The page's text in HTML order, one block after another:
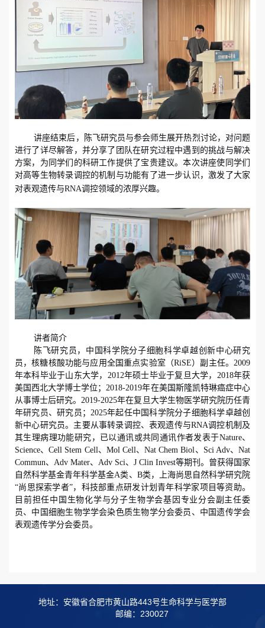
讲座结束后，陈飞研究员与参会师生展开热烈讨论，对问题
进行了详尽解答，并分享了团队在研究过程中遇到的挑战与解决
方案，为同学们的科研工作提供了宝贵建议。本次讲座使同学们
对高等生物转录调控的机制与功能有了进一步认识，激发了大家
对表观遗传与RNA调控领域的浓厚兴趣。
讲者简介
陈飞研究员，中国科学院分子细胞科学卓越创新中心研究
员，核糖核酸功能与应用全国重点实验室（RiSE）副主任。2009
年本科毕业于山东大学， 2012年硕士毕业于复旦大学， 2018年获
美国西北大学博士学位；2018-2019年在美国斯隆凯特琳癌症中心
从事博士后研究。2019-2025年在复旦大学生物医学研究院历任青
年研究员、研究员； 2025年起任中国科学院分子细胞科学卓越创
新中心研究员。主要从事转录调控、表观遗传与RNA调控机制及
其生理病理功能研究，已以通讯或共同通讯作者发表于Nature、
Science、Cell Stem Cell、 Mol Cell、Nat Chem Biol、 Sci Adv、 Nat
Commun、 Adv Mater、 Adv Sci、 J Clin Invest等期刊。曾获得国家
自然科学基金青年科学基金A类、 B类，上海尚思自然科学研究院
“尚思探索学者”，科技部重点研发计划青年科学家项目等资助。
目前担任中国生物化学与分子生物学会基因专业分会副主任委
员、中国细胞生物学学会染色质生物学分会委员、中国遗传学会
表观遗传学分会委员。
地址：安徽省合肥市黄山路443号生命科学与医学部
邮编：230027